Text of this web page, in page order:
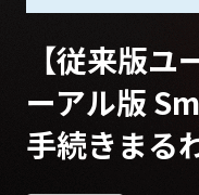
【従来版ユ
ーアル版
手続きまる